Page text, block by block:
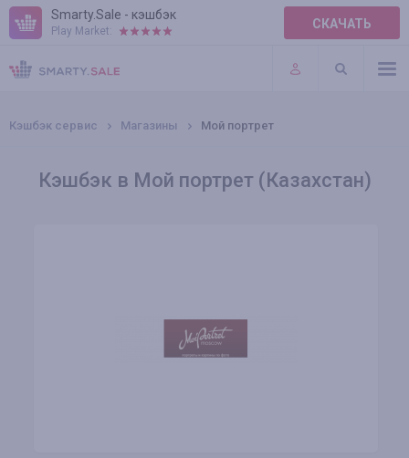
Smarty.Sale - кэшбэк
Play Market: СКАЧАТЬ
ПРАВИЛА
ПЛАГИНЫ
Кэшбэк сервис Магазины Мой портрет
Кэшбэк в Мой портрет (Казахстан)